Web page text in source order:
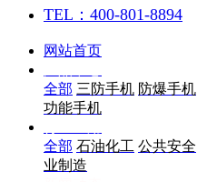
TEL：400-801-8894
网站首页
全部 三防手机 防爆手机
功能手机
全部 石油化工 公共安全
业制造